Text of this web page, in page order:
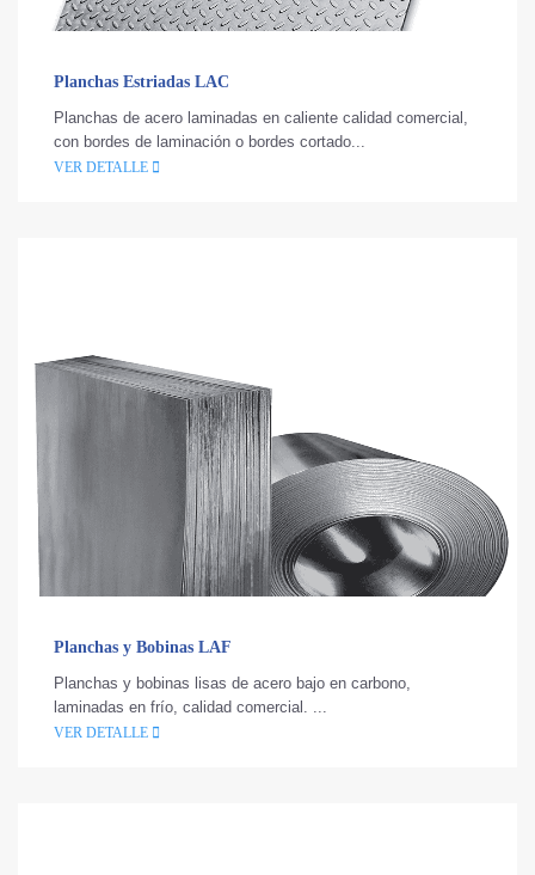
Planchas Estriadas LAC
Planchas de acero laminadas en caliente calidad comercial,
con bordes de laminación o bordes cortado...
VER DETALLE
Planchas y Bobinas LAF
Planchas y bobinas lisas de acero bajo en carbono,
laminadas en frío, calidad comercial. ...
VER DETALLE